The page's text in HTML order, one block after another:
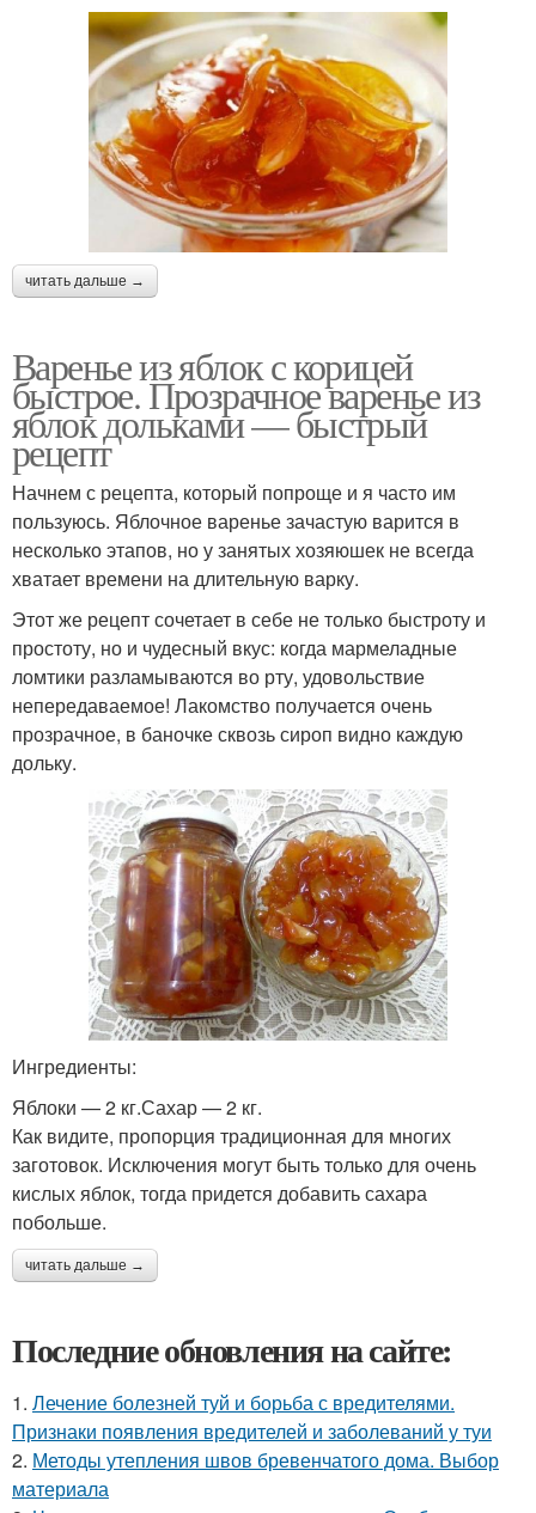
читать дальше →
Варенье из яблок с корицей
быстрое. Прозрачное варенье из
яблок дольками — быстрый
рецепт
Начнем с рецепта, который попроще и я часто им
пользуюсь. Яблочное варенье зачастую варится в
несколько этапов, но у занятых хозяюшек не всегда
хватает времени на длительную варку.
Этот же рецепт сочетает в себе не только быстроту и
простоту, но и чудесный вкус: когда мармеладные
ломтики разламываются во рту, удовольствие
непередаваемое! Лакомство получается очень
прозрачное, в баночке сквозь сироп видно каждую
дольку.
Ингредиенты:
Яблоки — 2 кг.Сахар — 2 кг.
Как видите, пропорция традиционная для многих
заготовок. Исключения могут быть только для очень
кислых яблок, тогда придется добавить сахара
побольше.
читать дальше →
Последние обновления на сайте:
1. Лечение болезней туй и борьба с вредителями.
Признаки появления вредителей и заболеваний у туи
2. Методы утепления швов бревенчатого дома. Выбор
материала